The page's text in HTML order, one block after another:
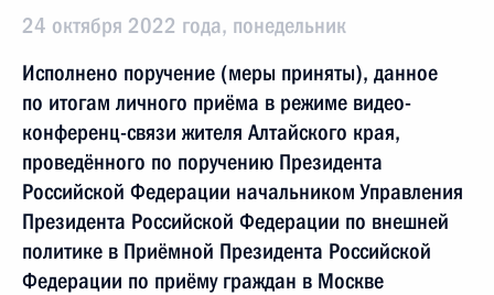
24 октября 2022 года, понедельник
Исполнено поручение (меры приняты), данное
по итогам личного приёма в режиме видео-
конференц-связи жителя Алтайского края,
проведённого по поручению Президента
Российской Федерации начальником Управления
Президента Российской Федерации по внешней
политике в Приёмной Президента Российской
Федерации по приёму граждан в Москве